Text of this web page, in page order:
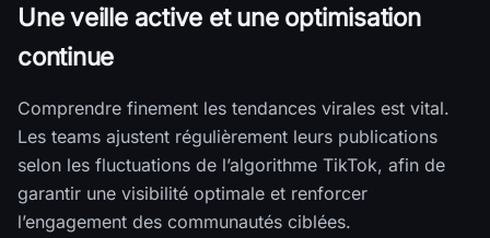
Une veille active et une optimisation
continue
Comprendre finement les tendances virales est vital.
Les teams ajustent régulièrement leurs publications
selon les fluctuations de l’algorithme TikTok, afin de
garantir une visibilité optimale et renforcer
l’engagement des communautés ciblées.